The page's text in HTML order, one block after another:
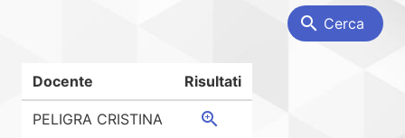
search Cerca
Docente Risultati
PELIGRA CRISTINA zoom_in